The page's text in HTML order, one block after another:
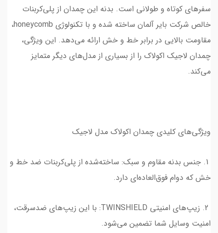
سفرهای کوتاه و طولانی است. بدنه این چمدان از پلی‌کربنات
خالص شرکت بایر آلمان ساخته شده و با تکنولوژی honeycomb،
مقاومت بالایی در برابر خط و خش ارائه می‌دهد. این ویژگی،
چمدان لاجیک اکولاک را از بسیاری از مدل‌های دیگر متمایز
می‌کند.
ویژگی‌های کلیدی چمدان اکولاک مدل لاجیک
1. جنس بدنه مقاوم و سبک: ساخته‌شده از پلی‌کربنات ضد خط و
خش که دوام فوق‌العاده‌ای دارد.
2. زیپ‌های امنیتی TWINSHIELD: با این زیپ‌های ضدسرقت،
امنیت وسایل شما تضمین می‌شود.